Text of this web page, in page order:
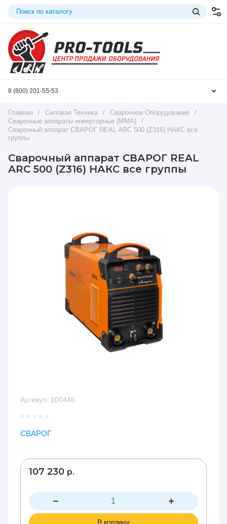
8 (800) 201-55-53
Главная / Силовая Техника / Сварочное Оборудование
/
Сварочные аппараты инверторные (ММА)
/
Сварочный аппарат СВАРОГ REAL ARC 500 (Z316) НАКС все
группы
Сварочный аппарат СВАРОГ REAL
ARC 500 (Z316) НАКС все группы
Артикул: 100445
СВАРОГ
107 230 р.
В корзину